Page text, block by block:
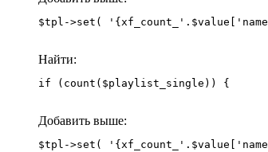
Найти:
if (count($playlist_single)) {
Добавить выше: